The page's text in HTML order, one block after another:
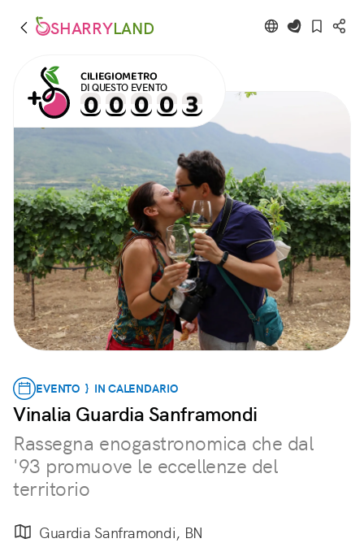
SHARRYLAND
CILIEGIOMETRO
DI QUESTO EVENTO
EVENTO } IN CALENDARIO
Vinalia Guardia Sanframondi
Rassegna enogastronomica che dal
'93 promuove le eccellenze del
territorio
Guardia Sanframondi, BN